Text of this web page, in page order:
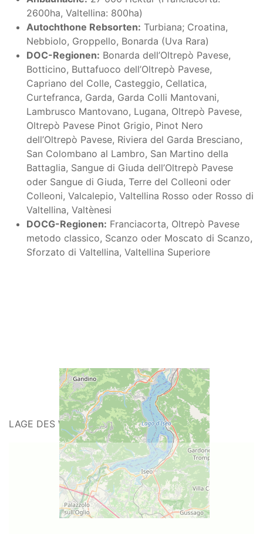
2600ha, Valtellina: 800ha)
Autochthone Rebsorten: Turbiana; Croatina,
Nebbiolo, Groppello, Bonarda (Uva Rara)
DOC-Regionen: Bonarda dell’Oltrepò Pavese,
Botticino, Buttafuoco dell’Oltrepò Pavese,
Capriano del Colle, Casteggio, Cellatica,
Curtefranca, Garda, Garda Colli Mantovani,
Lambrusco Mantovano, Lugana, Oltrepò Pavese,
Oltrepò Pavese Pinot Grigio, Pinot Nero
dell’Oltrepò Pavese, Riviera del Garda Bresciano,
San Colombano al Lambro, San Martino della
Battaglia, Sangue di Giuda dell’Oltrepò Pavese
oder Sangue di Giuda, Terre del Colleoni oder
Colleoni, Valcalepio, Valtellina Rosso oder Rosso di
Valtellina, Valtènesi
DOCG-Regionen: Franciacorta, Oltrepò Pavese
metodo classico, Scanzo oder Moscato di Scanzo,
Sforzato di Valtellina, Valtellina Superiore
LAGE DES WEINGUTS